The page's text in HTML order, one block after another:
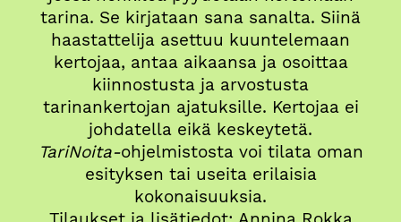
tarina. Se kirjataan sana sanalta. Siinä
haastattelija asettuu kuuntelemaan
kertojaa, antaa aikaansa ja osoittaa
kiinnostusta ja arvostusta
tarinankertojan ajatuksille. Kertojaa ei
johdatella eikä keskeytetä.
TariNoita-ohjelmistosta voi tilata oman
esityksen tai useita erilaisia
kokonaisuuksia.